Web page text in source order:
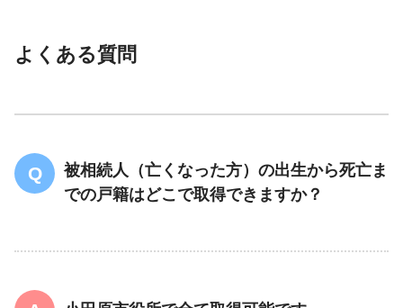
よくある質問
被相続人（亡くなった方）の出生から死亡ま
での戸籍はどこで取得できますか？